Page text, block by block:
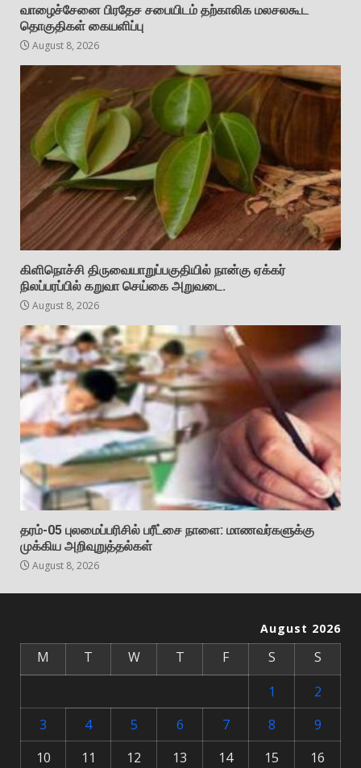
வாழைச்சேனை பிரதேச சபையிடம் தற்காலிக மலசலகூட
தொகுதிகள் கையளிப்பு
August 8, 2026
கிளிநொச்சி திருவையாறுப்பகுதியில் நான்கு ஏக்கர்
நிலப்பரப்பில் கறுவா செய்கை அறுவடை.
August 8, 2026
தரம்-05 புலமைப்பரிசில் பரீட்சை நாளை: மாணவர்களுக்கு
முக்கிய அறிவுறுத்தல்கள்
August 8, 2026
August 2026
M T W T F S
S
1
2
3
4 5 6 7 8
9
10
11 12 13 14 15
16